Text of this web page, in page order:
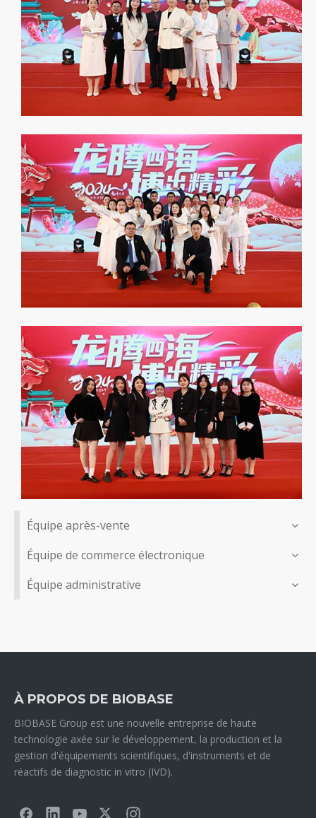
Équipe après-vente
Équipe de commerce électronique
Équipe administrative
À PROPOS DE BIOBASE
BIOBASE Group est une nouvelle entreprise de haute
technologie axée sur le développement, la production et la
gestion d'équipements scientifiques, d'instruments et de
réactifs de diagnostic in vitro (IVD).